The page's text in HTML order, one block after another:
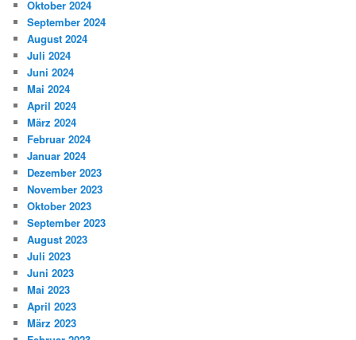
Oktober 2024
September 2024
August 2024
Juli 2024
Juni 2024
Mai 2024
April 2024
März 2024
Februar 2024
Januar 2024
Dezember 2023
November 2023
Oktober 2023
September 2023
August 2023
Juli 2023
Juni 2023
Mai 2023
April 2023
März 2023